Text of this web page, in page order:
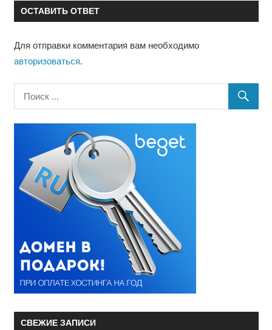
ОСТАВИТЬ ОТВЕТ
Для отправки комментария вам необходимо
авторизоваться.
СВЕЖИЕ ЗАПИСИ